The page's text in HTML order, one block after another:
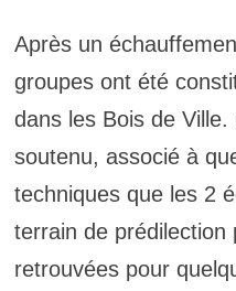
Après un
groupes ont été
dans les Bois de Ville.
soutenu, associé à
techniques que les 2
terrain de prédilection
retrouvées pour